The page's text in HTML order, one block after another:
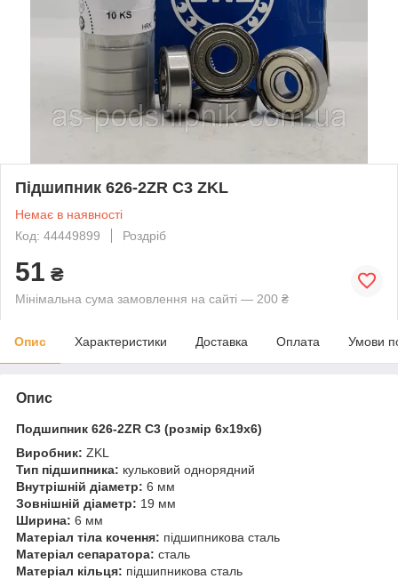
Підшипник 626-2ZR C3 ZKL
Немає в наявності
Код: 44449899
Роздріб
51 ₴
Мінімальна сума замовлення на сайті — 200 ₴
Опис Характеристики Доставка Оплата Умови
Опис
Подшипник 626-2ZR C3 (розмір 6х19х6)
Виробник: ZKL
Тип підшипника: кульковий однорядний
Внутрішній діаметр: 6 мм
Зовнішній діаметр: 19 мм
Ширина: 6 мм
Матеріал тіла кочення: підшипникова сталь
Матеріал сепаратора: сталь
Матеріал кільця: підшипникова сталь